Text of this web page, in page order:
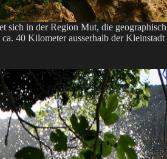
sich in der Region Mut, die
40 Kilometer ausserhalb der